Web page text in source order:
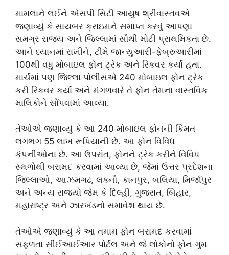
મામલાને લઈને એસપી સિટી આયુષ શ્રીવાસ્તવએ
જણાવ્યું કે સાયબર ક્રાઇમને સમાપ્ત કરવું આપણા
સમગ્ર રાજ્ય અને જિલ્લામાં સૌથી મોટી પ્રાથમિકતા છે.
આને ધ્યાનમાં રાખીને, ટીમે જાન્યુઆરી-ફેબ્રુઆરીમાં
100થી વધુ મોબાઇલ ફોન ટ્રેક અને રિકવર કર્યા હતા.
માર્ચમાં પણ જિલ્લા પોલીસએ 240 મોબાઇલ ફોન ટ્રેક
કરી રિકવર કર્યા અને મંગળવારે તે ફોન તેમના વાસ્તવિક
માલિકોને સોંપવામાં આવ્યા.
તેઓએ જણાવ્યું કે આ 240 મોબાઇલ ફોનની કિંમત
લગભગ 55 લાખ રૂપિયાની છે. આ ફોન વિવિધ
કંપનીઓના છે. આ ઉપરાંત, ફોનને ટ્રેક કરીને વિવિધ
સ્થળોથી બરામદ કરવામાં આવ્યા છે, જેમાં ઉત્તર પ્રદેશના
જિલ્લાઓ, આઝમગઢ, લક્નૌ, કાનપુર, બલિયા, મિર્જાપુર
અને અન્ય રાજ્યો જેમ કે દિલ્હી, ગુજરાત, બિહાર,
મહારાષ્ટ્ર અને ઝારખંડનો સમાવેશ થાય છે.
તેઓએ જણાવ્યું કે આ તમામ ફોન બરામદ કરવામાં
સફળતા સીઈઆઈઆર પોર્ટલ અને જે લોકોનો ફોન ગુમ